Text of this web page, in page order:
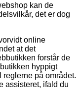
kan de
det er dog
online
at det
forstår de
hyppigt
reglerne på området.
assisteret, ifald du